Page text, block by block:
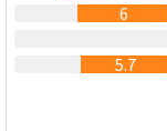
6
5.7